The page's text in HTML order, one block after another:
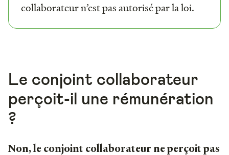
collaborateur n’est pas autorisé par la loi.
Le conjoint collaborateur
perçoit-il une rémunération
?
Non, le conjoint collaborateur ne perçoit pas